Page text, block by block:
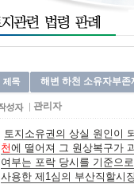
해변 하천 소유자부존
관리자
토지소유권의 상실 원인이
천에 떨어져 그 원상복구가
여부는 포락 당시를 기준으
사용한 제1심의 부산직할시